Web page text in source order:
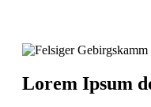
Lorem Ipsum